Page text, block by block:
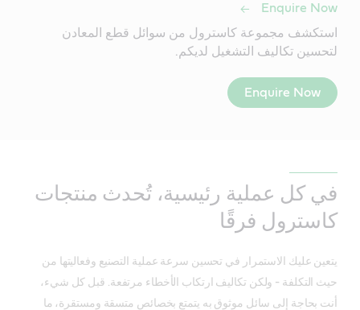
Enquire Now
استكشف مجموعة كاسترول من سوائل قطع المعادن
لتحسين تكاليف التشغيل لديكم.
Enquire Now
في كل عملية رئيسية، تُحدث منتجات
كاسترول فرقًا
يتعين عليك الاستمرار في تحسين سرعة عملية التصنيع وفعاليتها من
حيث التكلفة - ولكن تكاليف ارتكاب الأخطاء مرتفعة. قبل كل شيء،
أنت بحاجة إلى سائل موثوق به يتمتع بخصائص متسقة ومستقرة، ما